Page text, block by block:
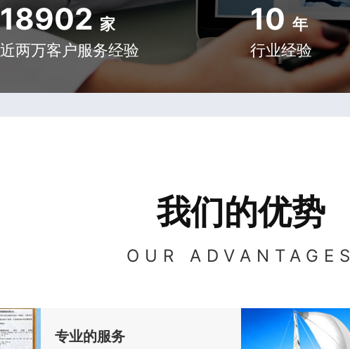
18902 家
近两万客户服务经验
10 年
行业经验
我们的优势
OUR ADVANTAGES
专业的服务